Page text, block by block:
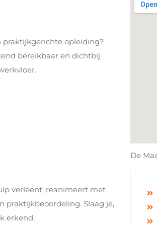
praktijkgerichte opleiding?
bereikbaar en dichtbij
verleent, reanimeert met
praktijkbeoordeling. Slaag je,
erkend.
De